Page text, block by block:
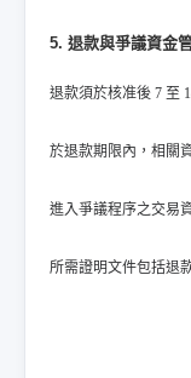
5. 退款與爭議資金
退款須於核准後 7 至
於退款期限內，相關
進入爭議程序之交易
所需證明文件包括退